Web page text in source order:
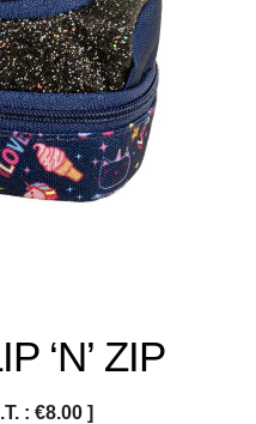
‘N’ ZIP
: €8.00 ]